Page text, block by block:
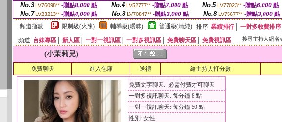
No.3 LV76098** -贈點8,000點 No.4 LV52777** -贈點7,000點 No.5 LV77023** -贈點6,000點
No.7 LV23213** -贈點4,000 點 No.8 LV70847** -贈點3,000 點 No.8 LV75677** -贈點3,000點
頻道指數
限制級(火辣) 輔導級(曖昧) 普通級(清純) 排序 業績排行│ 一對多收費排序
頻道 台妹專區 新人區 一對一視訊區 一對多視訊區 免費聊天區 免費視訊區 搜尋主持人網名/
(小茉莉兒)
免費聊天 進入包廂 送禮 給主持人打分數
免費文字聊天: 必需付費才可聊天
一對多視訊聊天: 每分鐘 8 點
一對一視訊聊天: 每分鐘 50 點
性別: 女性